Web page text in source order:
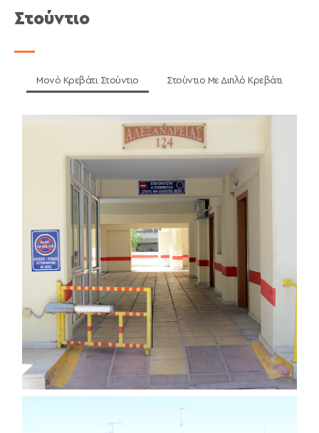
Στούντιο
Μονό Κρεβάτι Στούντιο Στούντιο Με Διπλό Κρεβάτι